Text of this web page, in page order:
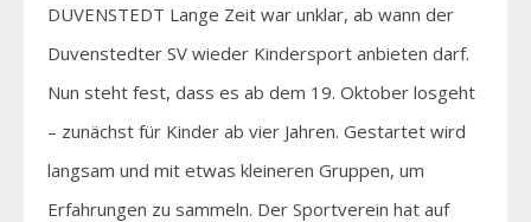
DUVENSTEDT Lange Zeit war unklar, ab wann der
Duvenstedter SV wieder Kindersport anbieten darf.
Nun steht fest, dass es ab dem 19. Oktober losgeht
– zunächst für Kinder ab vier Jahren. Gestartet wird
langsam und mit etwas kleineren Gruppen, um
Erfahrungen zu sammeln. Der Sportverein hat auf